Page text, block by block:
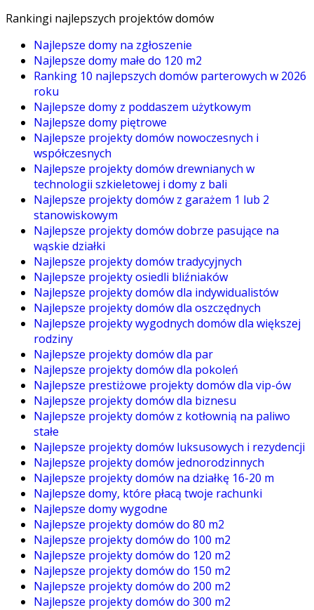
Rankingi najlepszych projektów domów
Najlepsze domy na zgłoszenie
Najlepsze domy małe do 120 m2
Ranking 10 najlepszych domów parterowych w 2026
roku
Najlepsze domy z poddaszem użytkowym
Najlepsze domy piętrowe
Najlepsze projekty domów nowoczesnych i
współczesnych
Najlepsze projekty domów drewnianych w
technologii szkieletowej i domy z bali
Najlepsze projekty domów z garażem 1 lub 2
stanowiskowym
Najlepsze projekty domów dobrze pasujące na
wąskie działki
Najlepsze projekty domów tradycyjnych
Najlepsze projekty osiedli bliźniaków
Najlepsze projekty domów dla indywidualistów
Najlepsze projekty domów dla oszczędnych
Najlepsze projekty wygodnych domów dla większej
rodziny
Najlepsze projekty domów dla par
Najlepsze projekty domów dla pokoleń
Najlepsze prestiżowe projekty domów dla vip-ów
Najlepsze projekty domów dla biznesu
Najlepsze projekty domów z kotłownią na paliwo
stałe
Najlepsze projekty domów luksusowych i rezydencji
Najlepsze projekty domów jednorodzinnych
Najlepsze projekty domów na działkę 16-20 m
Najlepsze domy, które płacą twoje rachunki
Najlepsze domy wygodne
Najlepsze projekty domów do 80 m2
Najlepsze projekty domów do 100 m2
Najlepsze projekty domów do 120 m2
Najlepsze projekty domów do 150 m2
Najlepsze projekty domów do 200 m2
Najlepsze projekty domów do 300 m2